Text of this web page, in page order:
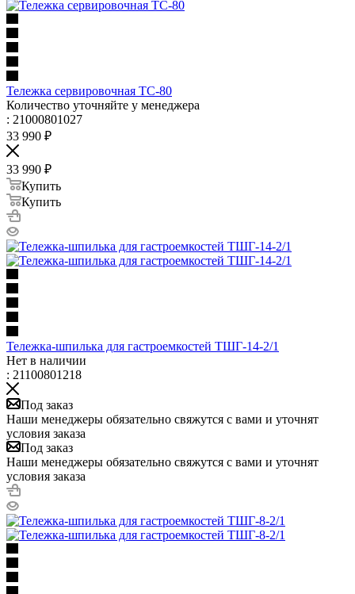
Тележка сервировочная ТС-80
Количество уточняйте у менеджера
: 21000801027
33 990 ₽
33 990 ₽
Купить
Купить
Тележка-шпилька для гастроемкостей ТШГ-14-2/1
Нет в наличии
: 21100801218
Под заказ
Наши менеджеры обязательно свяжутся с вами и уточнят
условия заказа
Под заказ
Наши менеджеры обязательно свяжутся с вами и уточнят
условия заказа